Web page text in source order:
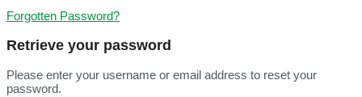
Forgotten Password?
Retrieve your password
Please enter your username or email address to reset your
password.